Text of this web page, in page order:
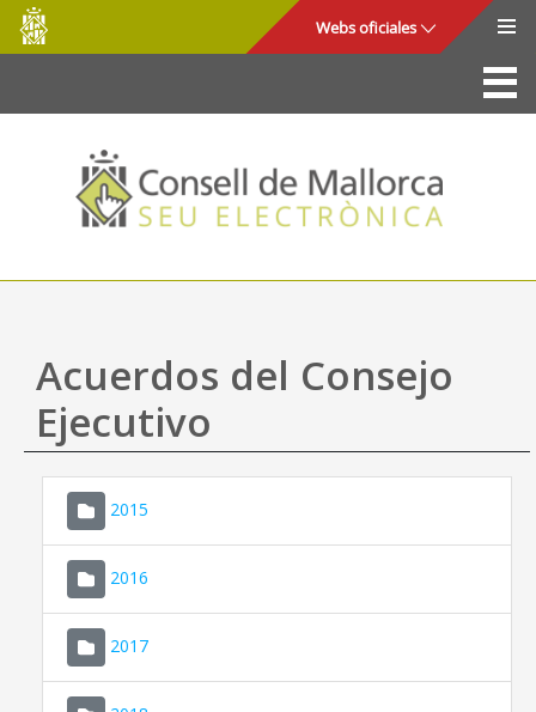
Saltar al contenido principal
Consell
de
Mallorca
Webs oficiales
La Sede
Consejo de Mallorca
Acceso y seguridad
Utilidades
Mapa web
Ayuda
Acuerdos del Consejo
Ejecutivo
2015
2016
2017